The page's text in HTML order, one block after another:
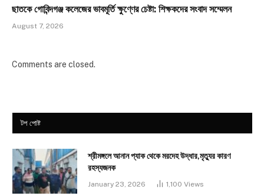
ছাতকে গোবিন্দগঞ্জ কলেজের ভাবমূর্তি ক্ষুণ্ণের চেষ্টা: শিক্ষকদের সংবাদ সম্মেলন
August 7, 2026
Comments are closed.
টপ পোষ্ট
শ্রীমঙ্গলে আনান প্যাক থেকে মরদেহ উদ্ধার,মৃত্যুর কারণ
রহস্যজনক
January 23, 2026 1,100 Views